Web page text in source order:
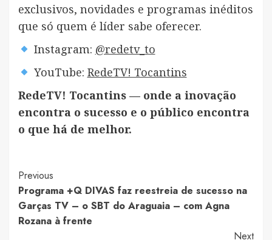
exclusivos, novidades e programas inéditos
que só quem é líder sabe oferecer.
Instagram: @redetv_to
YouTube: RedeTV! Tocantins
RedeTV! Tocantins — onde a inovação
encontra o sucesso e o público encontra
o que há de melhor.
Post
Navigation
Previous
Programa +Q DIVAS faz reestreia de sucesso na
Garças TV – o SBT do Araguaia – com Agna
Rozana à frente
Next